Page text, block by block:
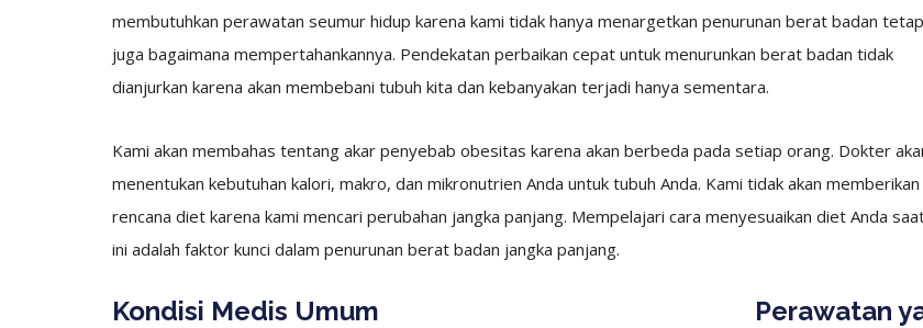
membutuhkan perawatan seumur hidup karena kami tidak hanya menargetkan penurunan berat badan
juga bagaimana mempertahankannya. Pendekatan perbaikan cepat untuk menurunkan berat badan tidak
dianjurkan karena akan membebani tubuh kita dan kebanyakan terjadi hanya sementara.
Kami akan membahas tentang akar penyebab obesitas karena akan berbeda pada setiap orang. Dokter
menentukan kebutuhan kalori, makro, dan mikronutrien Anda untuk tubuh Anda. Kami tidak akan memberikan
rencana diet karena kami mencari perubahan jangka panjang. Mempelajari cara menyesuaikan diet Anda
ini adalah faktor kunci dalam penurunan berat badan jangka panjang.
Kondisi Medis Umum Perawatan